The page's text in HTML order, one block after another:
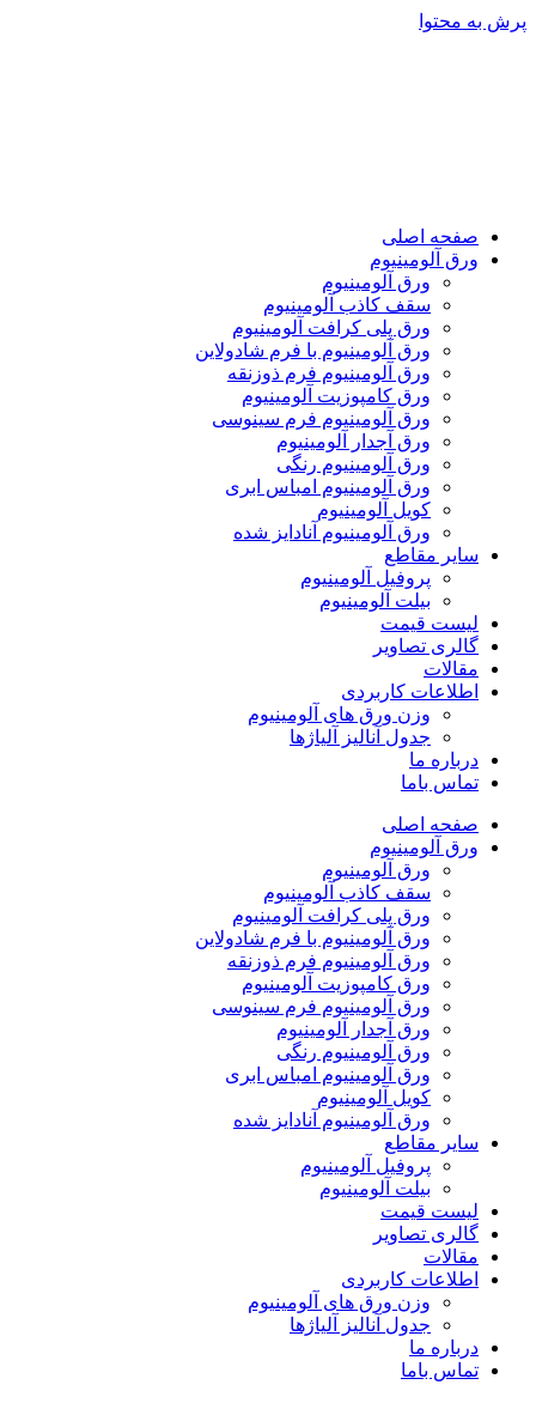
پرش به محتوا
صفحه اصلی
ورق آلومینیوم
ورق آلومینیوم
سقف کاذب آلومینیوم
ورق پلی کرافت آلومینیوم
ورق آلومینیوم با فرم شادولاین
ورق آلومینیوم فرم ذوزنقه
ورق کامپوزیت آلومینیوم
ورق آلومینیوم فرم سینوسی
ورق آجدار آلومینیوم
ورق آلومینیوم رنگی
ورق آلومینیوم امباس ابری
کویل آلومینیوم
ورق آلومینیوم آنادایز شده
سایر مقاطع
پروفیل آلومینیوم
بیلت آلومینیوم
لیست قیمت
گالری تصاویر
مقالات
اطلاعات کاربردی
وزن ورق های آلومینیوم
جدول آنالیز آلیاژها
درباره ما
تماس باما
صفحه اصلی
ورق آلومینیوم
ورق آلومینیوم
سقف کاذب آلومینیوم
ورق پلی کرافت آلومینیوم
ورق آلومینیوم با فرم شادولاین
ورق آلومینیوم فرم ذوزنقه
ورق کامپوزیت آلومینیوم
ورق آلومینیوم فرم سینوسی
ورق آجدار آلومینیوم
ورق آلومینیوم رنگی
ورق آلومینیوم امباس ابری
کویل آلومینیوم
ورق آلومینیوم آنادایز شده
سایر مقاطع
پروفیل آلومینیوم
بیلت آلومینیوم
لیست قیمت
گالری تصاویر
مقالات
اطلاعات کاربردی
وزن ورق های آلومینیوم
جدول آنالیز آلیاژها
درباره ما
تماس باما